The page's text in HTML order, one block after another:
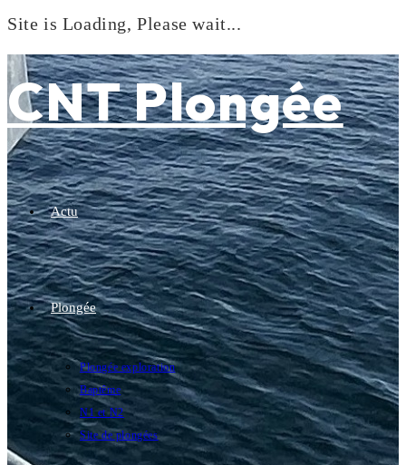
Site is Loading, Please wait...
to
content
CNT Plongée
Actu
Plongée
Plongée exploration
Baptême
N1 et N2
Site de plongées